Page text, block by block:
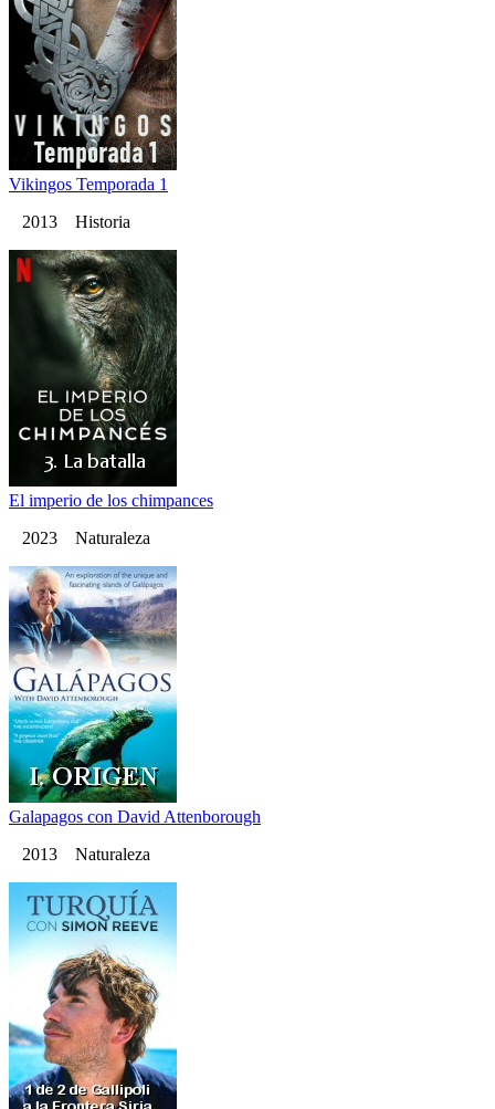
Vikingos Temporada 1
2013 Historia
El imperio de los chimpances
2023 Naturaleza
Galapagos con David Attenborough
2013 Naturaleza